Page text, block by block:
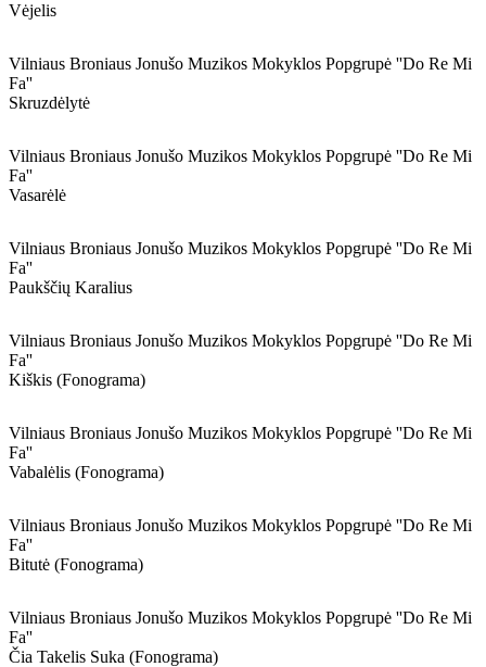
Vėjelis
Vilniaus Broniaus Jonušo Muzikos Mokyklos Popgrupė ''do Re Mi
Fa''
Skruzdėlytė
Vilniaus Broniaus Jonušo Muzikos Mokyklos Popgrupė ''do Re Mi
Fa''
Vasarėlė
Vilniaus Broniaus Jonušo Muzikos Mokyklos Popgrupė ''do Re Mi
Fa''
Paukščių Karalius
Vilniaus Broniaus Jonušo Muzikos Mokyklos Popgrupė ''do Re Mi
Fa''
Kiškis (fonograma)
Vilniaus Broniaus Jonušo Muzikos Mokyklos Popgrupė ''do Re Mi
Fa''
Vabalėlis (fonograma)
Vilniaus Broniaus Jonušo Muzikos Mokyklos Popgrupė ''do Re Mi
Fa''
Bitutė (fonograma)
Vilniaus Broniaus Jonušo Muzikos Mokyklos Popgrupė ''do Re Mi
Fa''
Čia Takelis Suka (fonograma)